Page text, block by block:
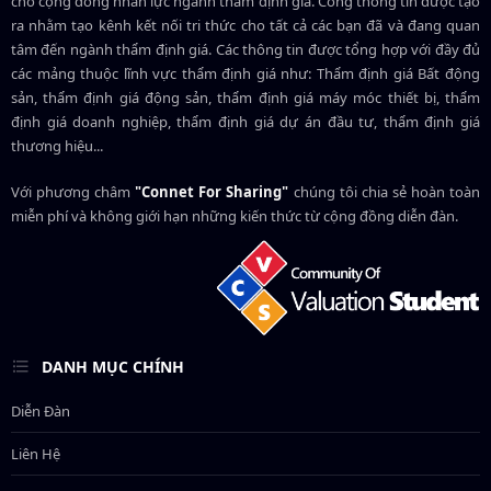
ra nhằm tạo kênh kết nối tri thức cho tất cả các bạn đã và đang quan
tâm đến ngành thẩm định giá. Các thông tin được tổng hợp với đầy đủ
các mảng thuộc lĩnh vực thẩm định giá như: Thẩm định giá Bất động
sản, thẩm định giá động sản, thẩm định giá máy móc thiết bị, thẩm
định giá doanh nghiệp, thẩm định giá dự án đầu tư, thẩm định giá
thương hiệu...
Với phương châm"Connet For Sharing" chúng tôi chia sẻ hoàn toàn
miễn phí và không giới hạn những kiến thức từ cộng đồng diễn đàn.
DANH MỤC CHÍNH
Diễn Đàn
Liên Hệ